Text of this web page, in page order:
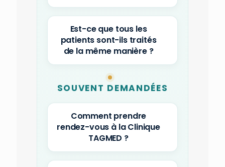
Est-ce que tous les
patients sont-ils traités
de la même manière ?
SOUVENT DEMANDÉES
Comment prendre
rendez-vous à la Clinique
TAGMED ?